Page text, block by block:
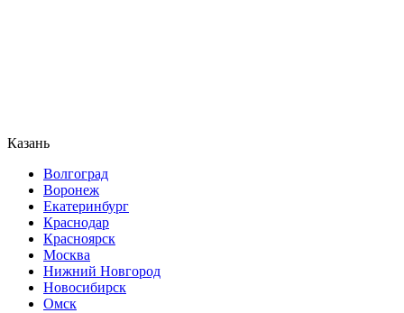
Казань
Волгоград
Воронеж
Екатеринбург
Краснодар
Красноярск
Москва
Нижний Новгород
Новосибирск
Омск